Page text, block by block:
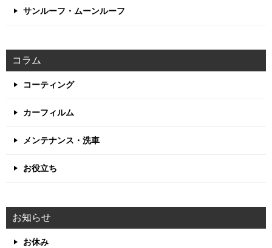
サンルーフ・ムーンルーフ
コラム
コーティング
カーフィルム
メンテナンス・洗車
お役立ち
お知らせ
お休み